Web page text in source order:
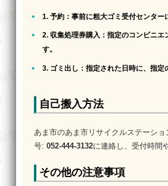
1. 予約 ：事前に粗大ゴミ受付センター
2. 収集処理券購入 ：指定のコンビニ
す。
3. ゴミ出し ：指定された日時に、指定
自己搬入方法
あま市のあま市リサイクルステーシ
号: 052-444-3132に連絡し、受付時間
その他の注意事項